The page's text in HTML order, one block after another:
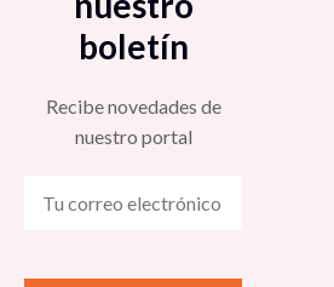
boletín
Recibe novedades de
nuestro portal